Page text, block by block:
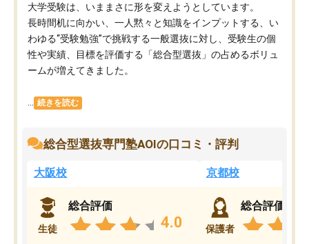
大学受験は、いままさに形を変えようとしています。
長時間机に向かい、一人黙々と知識をインプットする、い
わゆる“受験勉強”で挑戦する一般選抜に対し、受験生の個
性や実績、目標を評価する「総合型選抜」の占めるボリュ
ームが増えてきました。
続きを読む
総合型選抜専門塾AOIの口コミ・評判
大阪校
生徒
総合評価
4.0
京都校
保護者
総合評価